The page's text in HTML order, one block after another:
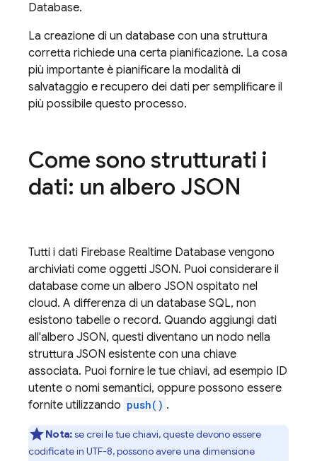
Database.
La creazione di un database con una struttura
corretta richiede una certa pianificazione. La cosa
più importante è pianificare la modalità di
salvataggio e recupero dei dati per semplificare il
più possibile questo processo.
Come sono strutturati i
dati: un albero JSON
Tutti i dati Firebase Realtime Database vengono
archiviati come oggetti JSON. Puoi considerare il
database come un albero JSON ospitato nel
cloud. A differenza di un database SQL, non
esistono tabelle o record. Quando aggiungi dati
all'albero JSON, questi diventano un nodo nella
struttura JSON esistente con una chiave
associata. Puoi fornire le tue chiavi, ad esempio ID
utente o nomi semantici, oppure possono essere
fornite utilizzando push() .
Nota:se crei le tue chiavi, queste devono essere
codificate in UTF-8, possono avere una dimensione